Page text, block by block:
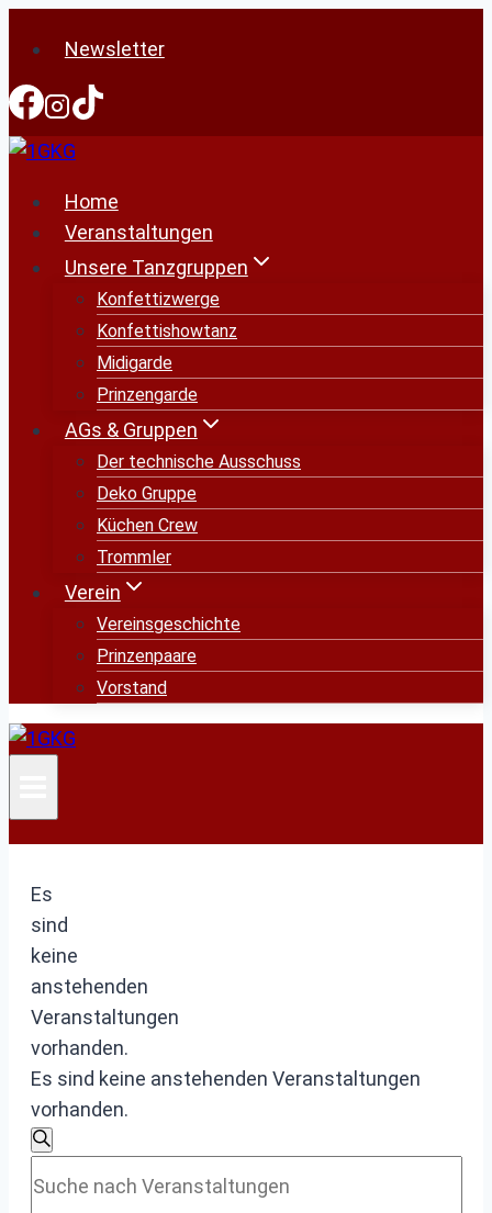
Inhalt
springen
Newsletter
Home
Veranstaltungen
Unsere Tanzgruppen
Konfettizwerge
Konfettishowtanz
Midigarde
Prinzengarde
AGs & Gruppen
Der technische Ausschuss
Deko Gruppe
Küchen Crew
Trommler
Verein
Vereinsgeschichte
Prinzenpaare
Vorstand
Es
sind
keine
anstehenden
Veranstaltungen
vorhanden.
Es sind keine anstehenden Veranstaltungen
vorhanden.
Veranstaltungen
Suche
Suche
Schlüsselwort